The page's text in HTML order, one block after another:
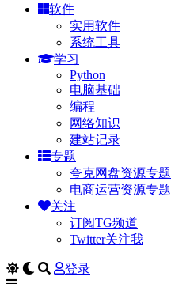
软件
实用软件
系统工具
学习
Python
电脑基础
编程
网络知识
建站记录
专题
夸克网盘资源专题
电商运营资源专题
关注
订阅TG频道
Twitter关注我
登录